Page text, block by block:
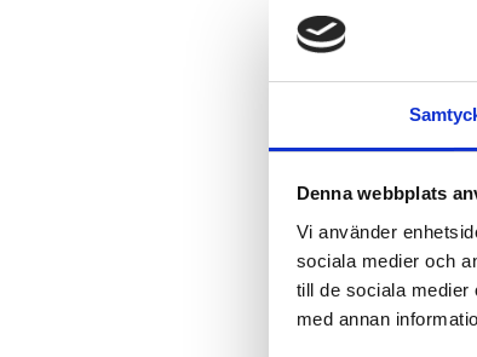
Denna webbplats
Vi använder
sociala medier och
till de sociala
med annan
Vi följer
Det här innebär
De föreslagna
bygger på
Större
manipulation,